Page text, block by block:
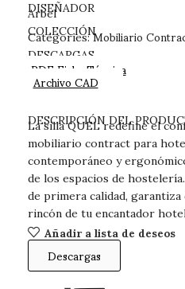
DESCRIPCIÓN DEL
La silla QUEL redefine el
mobiliario contract para
contemporáneo y
de los espacios de
de primera calidad,
rincón de tu encantador
Añadir a lista de deseos
Descargas
DISEÑADOR
Arbel
COLECCIÓN
Categories:Mobiliario
DESCARGAS
PDF Ficha Técnica
Archivo CAD